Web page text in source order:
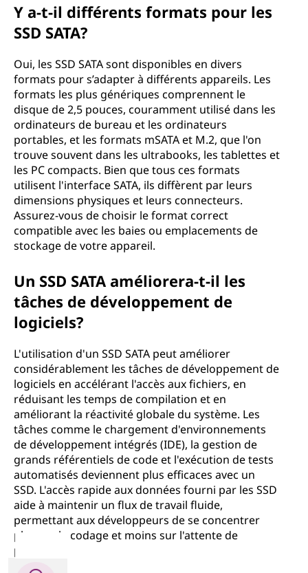
Y a-t-il différents formats pour les
SSD SATA?
Oui, les SSD SATA sont disponibles en divers
formats pour s’adapter à différents appareils. Les
formats les plus génériques comprennent le
disque de 2,5 pouces, couramment utilisé dans les
ordinateurs de bureau et les ordinateurs
portables, et les formats mSATA et M.2, que l'on
trouve souvent dans les ultrabooks, les tablettes et
les PC compacts. Bien que tous ces formats
utilisent l'interface SATA, ils diffèrent par leurs
dimensions physiques et leurs connecteurs.
Assurez-vous de choisir le format correct
compatible avec les baies ou emplacements de
stockage de votre appareil.
Un SSD SATA améliorera-t-il les
tâches de développement de
logiciels?
L'utilisation d'un SSD SATA peut améliorer
considérablement les tâches de développement de
logiciels en accélérant l'accès aux fichiers, en
réduisant les temps de compilation et en
améliorant la réactivité globale du système. Les
tâches comme le chargement d'environnements
de développement intégrés (IDE), la gestion de
grands référentiels de code et l'exécution de tests
automatisés deviennent plus efficaces avec un
SSD. L'accès rapide aux données fourni par les SSD
aide à maintenir un flux de travail fluide,
permettant aux développeurs de se concentrer
plus sur le codage et moins sur l'attente de
processus.